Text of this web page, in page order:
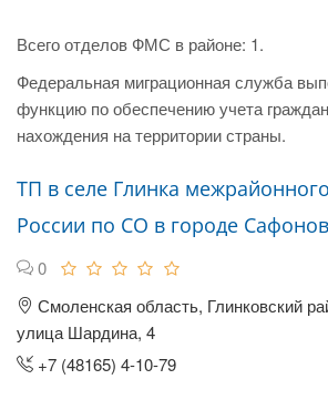
Всего отделов ФМС в районе: 1.
Федеральная миграционная служба
функцию по обеспечению учета
нахождения на территории страны.
ТП в селе Глинка
России по СО в городе
0
Смоленская область, Глинковский
улица Шардина, 4
+7 (48165) 4-10-79